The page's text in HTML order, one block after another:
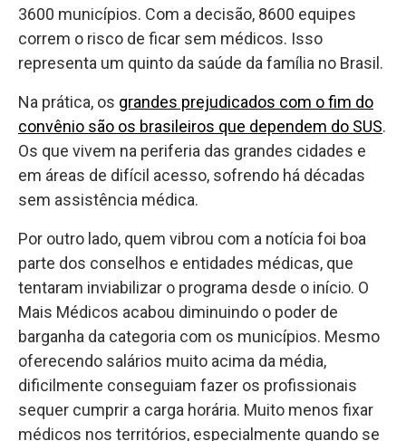
3600 municípios. Com a decisão, 8600 equipes
correm o risco de ficar sem médicos. Isso
representa um quinto da saúde da família no Brasil.
Na prática, os grandes prejudicados com o fim do
convênio são os brasileiros que dependem do SUS.
Os que vivem na periferia das grandes cidades e
em áreas de difícil acesso, sofrendo há décadas
sem assistência médica.
Por outro lado, quem vibrou com a notícia foi boa
parte dos conselhos e entidades médicas, que
tentaram inviabilizar o programa desde o início. O
Mais Médicos acabou diminuindo o poder de
barganha da categoria com os municípios. Mesmo
oferecendo salários muito acima da média,
dificilmente conseguiam fazer os profissionais
sequer cumprir a carga horária. Muito menos fixar
médicos nos territórios, especialmente quando se